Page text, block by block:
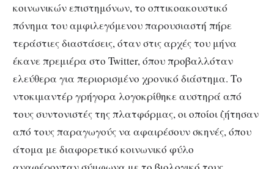
κοινωνικών επιστημόνων, το οπτικοακουστικό
πόνημα του αμφιλεγόμενου παρουσιαστή πήρε
τεράστιες διαστάσεις, όταν στις αρχές του μήνα
έκανε πρεμιέρα στο Twitter, όπου προβαλλόταν
ελεύθερα για περιορισμένο χρονικό διάστημα. Το
ντοκιμαντέρ γρήγορα λογοκρίθηκε αυστηρά από
τους συντονιστές της πλατφόρμας, οι οποίοι ζήτησαν
από τους παραγωγούς να αφαιρέσουν σκηνές, όπου
άτομα με διαφορετικό κοινωνικό φύλο